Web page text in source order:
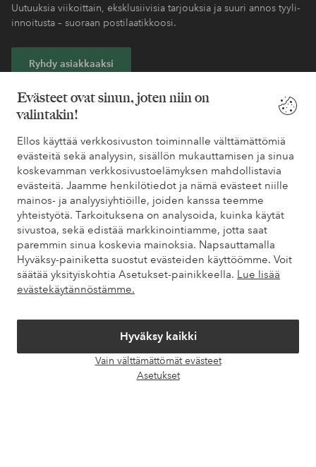
Evästeet ovat sinun, joten niin on
valintakin!
Ellos käyttää verkkosivuston toiminnalle välttämättömiä
evästeitä sekä analyysin, sisällön mukauttamisen ja sinua
koskevamman verkkosivustoelämyksen mahdollistavia
evästeitä. Jaamme henkilötiedot ja nämä evästeet niille
mainos- ja analyysiyhtiöille, joiden kanssa teemme
yhteistyötä. Tarkoituksena on analysoida, kuinka käytät
sivustoa, sekä edistää markkinointiamme, jotta saat
paremmin sinua koskevia mainoksia. Napsauttamalla
Hyväksy-painiketta suostut evästeiden käyttöömme. Voit
säätää yksityiskohtia Asetukset-painikkeella. Lue lisää
evästekäytännöstämme.
Hyväksy kaikki
Vain välttämättömät evästeet
Asetukset
Uutuuksia viikoittain, eksklusiivisia tarjouksia ja suuri annos tyyli-
innoitusta – suoraan postilaatikkoosi.
Ryhdy asiakkaaksi
* Katso tarjouksen ehdot rekisteröitymisen yhteydessä
Tarvitsetko apua?
Löydät vastaukset useimmin kysyttyihin kysymyksiin usein
kysytyistä kysymyksistä. Löydät myös tietoa siitä, miten voit ottaa
meihin yhteyttä.
Asiakaspalvelu Tilaukset Maksutavat
Omat sivut